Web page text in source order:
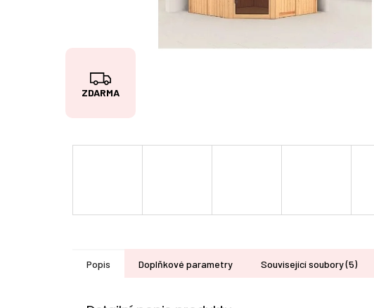
Z
D
R
ZDARMA
Popis Doplňkové parametry Související soubory (5)